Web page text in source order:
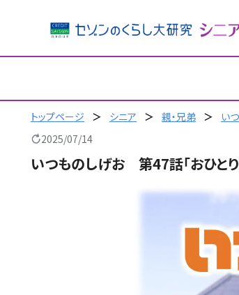
を
トップページ シニア 親・兄弟
い
2025/07/14
いつものしげお 第47話「おひとり